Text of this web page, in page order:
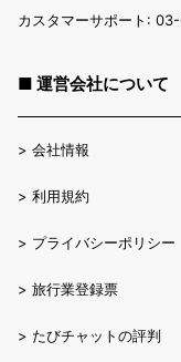
カスタマーサポート:
■ 運営会社について
> 会社情報
> 利用規約
> プライバシーポリシー
> 旅行業登録票
> たびチャットの評判